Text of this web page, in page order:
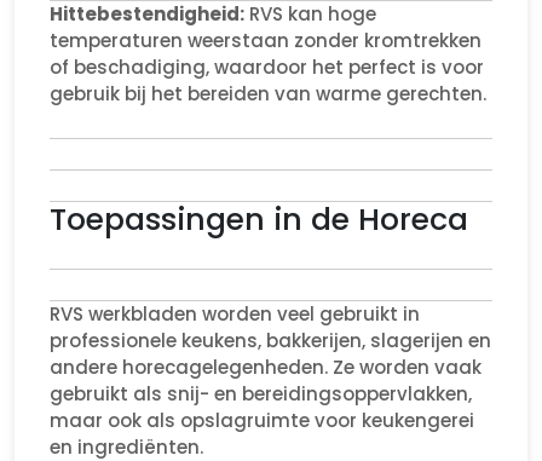
Hittebestendigheid:RVS kan hoge
temperaturen weerstaan zonder kromtrekken
of beschadiging, waardoor het perfect is voor
gebruik bij het bereiden van warme gerechten.
Toepassingen in de Horeca
RVS werkbladen worden veel gebruikt in
professionele keukens, bakkerijen, slagerijen en
andere horecagelegenheden. Ze worden vaak
gebruikt als snij- en bereidingsoppervlakken,
maar ook als opslagruimte voor keukengerei
en ingrediënten.